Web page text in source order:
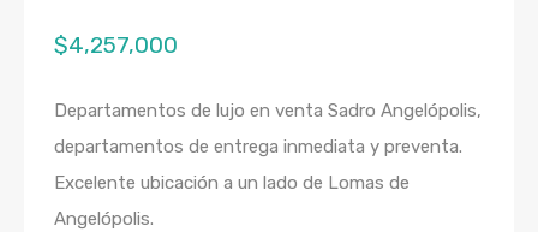
$4,257,000
Departamentos de lujo en venta Sadro Angelópolis,
departamentos de entrega inmediata y preventa.
Excelente ubicación a un lado de Lomas de
Angelópolis.